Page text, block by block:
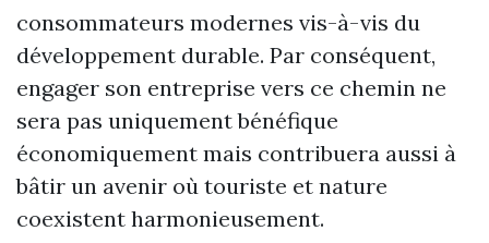
consommateurs modernes vis-à-vis du
développement durable. Par conséquent,
engager son entreprise vers ce chemin ne
sera pas uniquement bénéfique
économiquement mais contribuera aussi à
bâtir un avenir où touriste et nature
coexistent harmonieusement.